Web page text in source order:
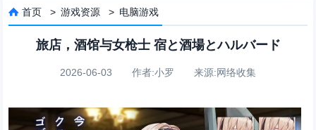
 首页 >游戏资源 > 电脑游戏
旅店，酒馆与女枪士 宿と酒場とハルバード
2026-06-03 作者:小罗 来源:网络收集